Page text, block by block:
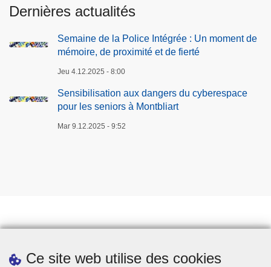
Ce site web utilise des cookies
Dernières actualités
Semaine de la Police Intégrée : Un moment de
mémoire, de proximité et de fierté
Jeu 4.12.2025 - 8:00
Sensibilisation aux dangers du cyberespace
pour les seniors à Montbliart
Mar 9.12.2025 - 9:52
Téléchargements